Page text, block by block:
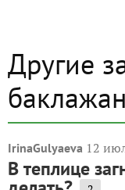
Другие
IrinaGulyaeva 12
В теплице